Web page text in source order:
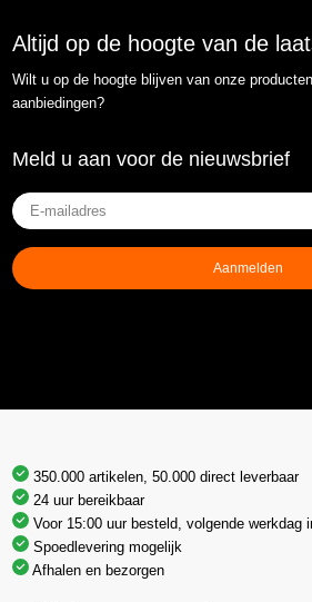
Altijd op de hoogte van de
Wilt u op de hoogte blijven van onze
aanbiedingen?
Meld u aan voor de nieuwsbrief
E-
mailadres(Vereist)
Aanmelden
350.000 artikelen, 50.000 direct leverbaar
24 uur bereikbaar
Voor 15:00 uur besteld, volgende werkdag
Spoedlevering mogelijk
Afhalen en bezorgen